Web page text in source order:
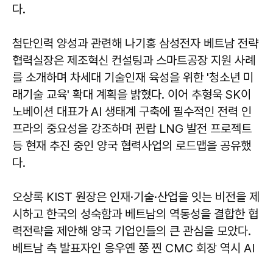
다.
첨단인력 양성과 관련해 나기홍 삼성전자 베트남 전략
협력실장은 제조혁신 컨설팅과 스마트공장 지원 사례
를 소개하며 차세대 기술인재 육성을 위한 '청소년 미
래기술 교육' 확대 계획을 밝혔다. 이어 추형욱 SK이
노베이션 대표가 AI 생태계 구축에 필수적인 전력 인
프라의 중요성을 강조하며 뀐랍 LNG 발전 프로젝트
등 현재 추진 중인 양국 협력사업의 로드맵을 공유했
다.
오상록 KIST 원장은 인재·기술·산업을 잇는 비전을 제
시하고 한국의 성숙함과 베트남의 역동성을 결합한 협
력전략을 제안해 양국 기업인들의 큰 관심을 모았다.
베트남 측 발표자인 응우옌 쭝 찐 CMC 회장 역시 AI